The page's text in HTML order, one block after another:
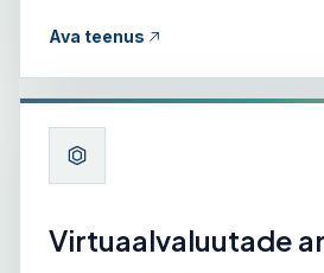
Ava teenus
Virtuaalvaluutade